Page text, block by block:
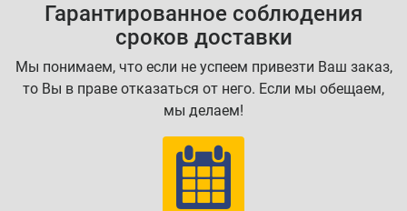
Гарантированное соблюдения
сроков доставки
Мы понимаем, что если не успеем привезти Ваш заказ,
то Вы в праве отказаться от него. Если мы обещаем,
мы делаем!